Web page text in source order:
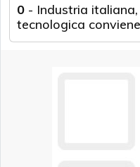
0 - Industria
tecnologica